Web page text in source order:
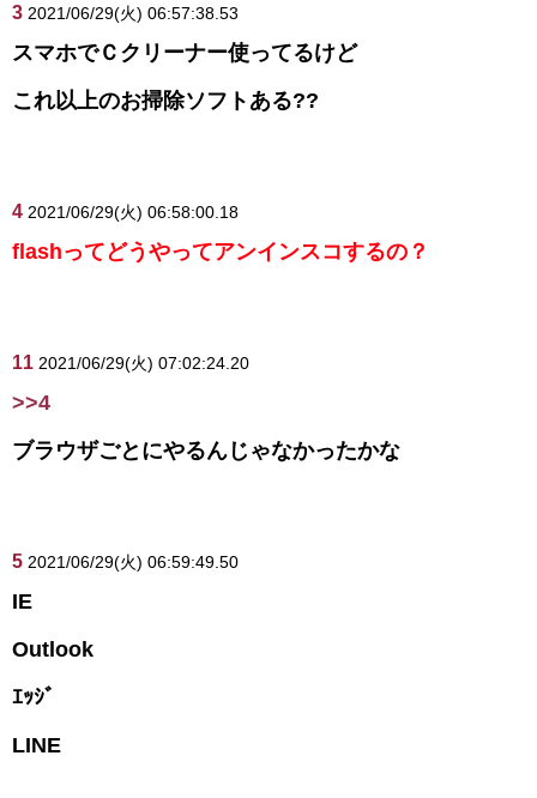
3 2021/06/29(火) 06:57:38.53
スマホでＣクリーナー使ってるけど
これ以上のお掃除ソフトある??
4 2021/06/29(火) 06:58:00.18
flashってどうやってアンインスコするの？
11 2021/06/29(火) 07:02:24.20
>>4
ブラウザごとにやるんじゃなかったかな
5 2021/06/29(火) 06:59:49.50
IE
Outlook
ｴｯｼﾞ
LINE